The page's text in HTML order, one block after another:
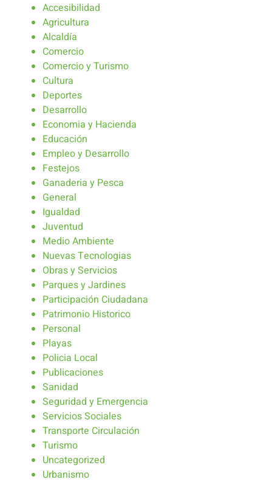
Accesibilidad
Agricultura
Alcaldía
Comercio
Comercio y Turismo
Cultura
Deportes
Desarrollo
Economia y Hacienda
Educación
Empleo y Desarrollo
Festejos
Ganaderia y Pesca
General
Igualdad
Juventud
Medio Ambiente
Nuevas Tecnologias
Obras y Servicios
Parques y Jardines
Participación Ciudadana
Patrimonio Historico
Personal
Playas
Policia Local
Publicaciones
Sanidad
Seguridad y Emergencia
Servicios Sociales
Transporte Circulación
Turismo
Uncategorized
Urbanismo